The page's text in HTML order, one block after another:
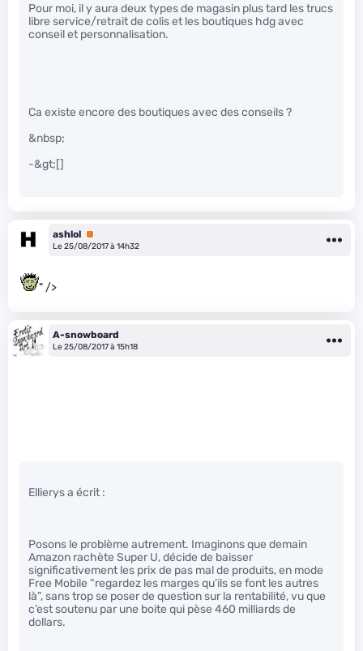
Pour moi, il y aura deux types de magasin plus tard les trucs
libre service/retrait de colis et les boutiques hdg avec
conseil et personnalisation.
Ca existe encore des boutiques avec des conseils ?
&nbsp;
-&gt;[]
ashlol Premium
Le 25/08/2017 à 14h32
" />
A-snowboard
Le 25/08/2017 à 15h18
Ellierys a écrit :
Posons le problème autrement. Imaginons que demain
Amazon rachète Super U, décide de baisser
significativement les prix de pas mal de produits, en mode
Free Mobile “regardez les marges qu’ils se font les autres
là”, sans trop se poser de question sur la rentabilité, vu que
c’est soutenu par une boite qui pèse 460 milliards de
dollars.